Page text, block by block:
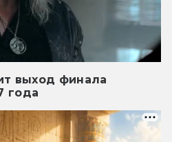
выход финала
года